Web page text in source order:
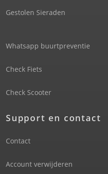
Gestolen Sieraden
Whatsapp buurtpreventie
Check Fiets
Check Scooter
Support en contact
Contact
Account verwijderen